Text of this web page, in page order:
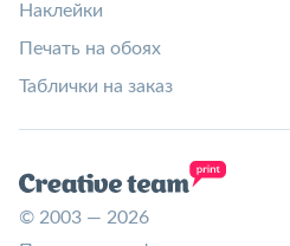
Наклейки
Печать на обоях
Таблички на заказ
© 2003 — 2026